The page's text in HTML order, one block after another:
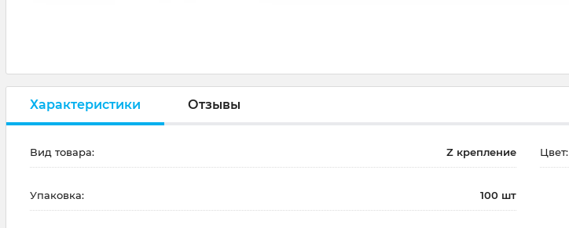
Характеристики Отзывы
Вид товара: Z крепление Цвет:
Упаковка: 100 шт